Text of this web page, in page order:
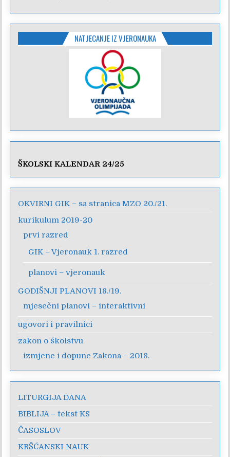
NATJECANJE IZ VJERONAUKA
ŠKOLSKI KALENDAR 24/25
OKVIRNI GIK – sa stranica MZO 20./21.
kurikulum 2019-20
prvi razred
GIK – Vjeronauk 1. razred
planovi – vjeronauk
GODIŠNJI PLANOVI 18./19.
mjesečni planovi – interaktivni
ugovori i pravilnici
zakon o školstvu
izmjene i dopune Zakona – 2018.
LITURGIJA DANA
BIBLIJA – tekst KS
ČASOSLOV
KRŠĆANSKI NAUK